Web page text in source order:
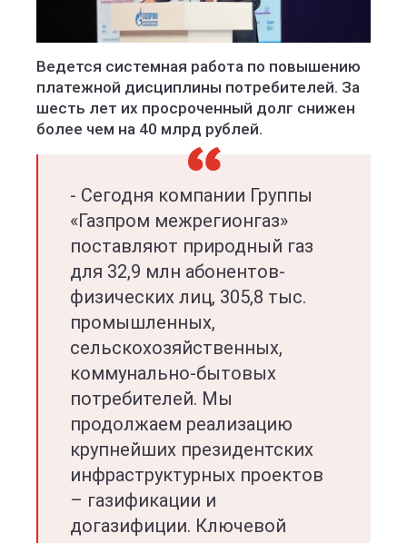
Ведется системная работа по повышению
платежной дисциплины потребителей. За
шесть лет их просроченный долг снижен
более чем на 40 млрд рублей.
- Сегодня компании Группы
«Газпром межрегионгаз»
поставляют природный газ
для 32,9 млн абонентов-
физических лиц, 305,8 тыс.
промышленных,
сельскохозяйственных,
коммунально-бытовых
потребителей. Мы
продолжаем реализацию
крупнейших президентских
инфраструктурных проектов
– газификации и
догазифиции. Ключевой